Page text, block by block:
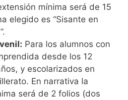
mínima será de 15
elegido es “Sisante en
Para los alumnos con
desde los 12
y escolarizados en
En narrativa la
será de 2 folios (dos